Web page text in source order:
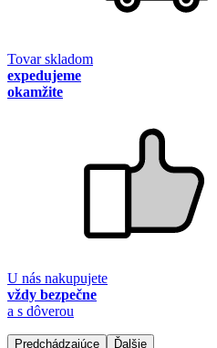
Tovar skladom
expedujeme
okamžite
U nás nakupujete
vždy bezpečne
a s dôverou
Predchádzajúce Ďalšie